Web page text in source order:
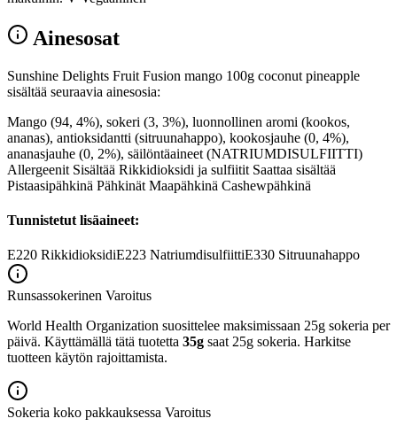
Ainesosat
Sunshine Delights Fruit Fusion mango 100g coconut pineapple
sisältää seuraavia ainesosia:
Mango (94, 4%), sokeri (3, 3%), luonnollinen aromi (kookos,
ananas), antioksidantti (sitruunahappo), kookosjauhe (0, 4%),
ananasjauhe (0, 2%), säilöntäaineet (NATRIUMDISULFIITTI)
Allergeenit Sisältää Rikkidioksidi ja sulfiitit Saattaa sisältää
Pistaasipähkinä Pähkinät Maapähkinä Cashewpähkinä
Tunnistetut lisäaineet:
E220 RikkidioksidiE223 NatriumdisulfiittiE330 Sitruunahappo
Runsassokerinen Varoitus
World Health Organization suosittelee maksimissaan 25g sokeria per
päivä. Käyttämällä tätä tuotetta 35g saat 25g sokeria. Harkitse
tuotteen käytön rajoittamista.
Sokeria koko pakkauksessa Varoitus